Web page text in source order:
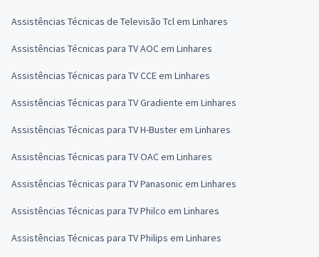
Assistências Técnicas de Televisão Tcl em Linhares
Assistências Técnicas para TV AOC em Linhares
Assistências Técnicas para TV CCE em Linhares
Assistências Técnicas para TV Gradiente em Linhares
Assistências Técnicas para TV H-Buster em Linhares
Assistências Técnicas para TV OAC em Linhares
Assistências Técnicas para TV Panasonic em Linhares
Assistências Técnicas para TV Philco em Linhares
Assistências Técnicas para TV Philips em Linhares